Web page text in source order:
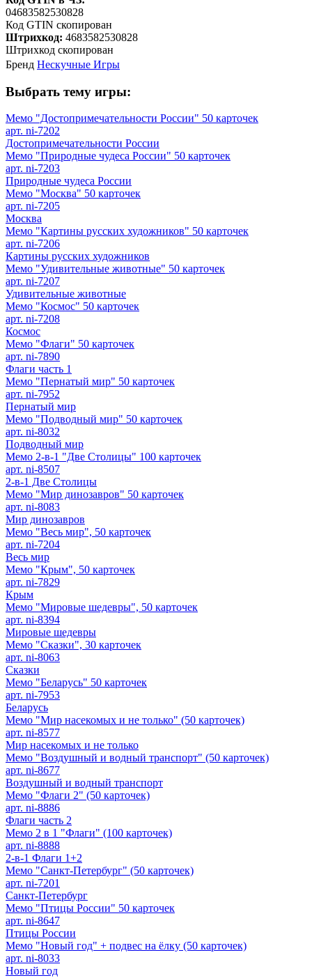
04683582530828
Код GTIN скопирован
Штрихкод: 4683582530828
Штрихкод скопирован
Бренд Нескучные Игры
Выбрать тему игры:
Мемо "Достопримечательности России" 50 карточек
арт. ni-7202
Достопримечательности России
Мемо "Природные чудеса России" 50 карточек
арт. ni-7203
Природные чудеса России
Мемо "Москва" 50 карточек
арт. ni-7205
Москва
Мемо "Картины русских художников" 50 карточек
арт. ni-7206
Картины русских художников
Мемо "Удивительные животные" 50 карточек
арт. ni-7207
Удивительные животные
Мемо "Космос" 50 карточек
арт. ni-7208
Космос
Мемо "Флаги" 50 карточек
арт. ni-7890
Флаги часть 1
Мемо "Пернатый мир" 50 карточек
арт. ni-7952
Пернатый мир
Мемо "Подводный мир" 50 карточек
арт. ni-8032
Подводный мир
Мемо 2-в-1 "Две Столицы" 100 карточек
арт. ni-8507
2-в-1 Две Столицы
Мемо "Мир динозавров" 50 карточек
арт. ni-8083
Мир динозавров
Мемо "Весь мир", 50 карточек
арт. ni-7204
Весь мир
Мемо "Крым", 50 карточек
арт. ni-7829
Крым
Мемо "Мировые шедевры", 50 карточек
арт. ni-8394
Мировые шедевры
Мемо "Сказки", 30 карточек
арт. ni-8063
Сказки
Мемо "Беларусь" 50 карточек
арт. ni-7953
Беларусь
Мемо "Мир насекомых и не только" (50 карточек)
арт. ni-8577
Мир насекомых и не только
Мемо "Воздушный и водный транспорт" (50 карточек)
арт. ni-8677
Воздушный и водный транспорт
Мемо "Флаги 2" (50 карточек)
арт. ni-8886
Флаги часть 2
Мемо 2 в 1 "Флаги" (100 карточек)
арт. ni-8888
2-в-1 Флаги 1+2
Мемо "Санкт-Петербург" (50 карточек)
арт. ni-7201
Санкт-Петербург
Мемо "Птицы России" 50 карточек
арт. ni-8647
Птицы России
Мемо "Новый год" + подвес на ёлку (50 карточек)
арт. ni-8033
Новый год